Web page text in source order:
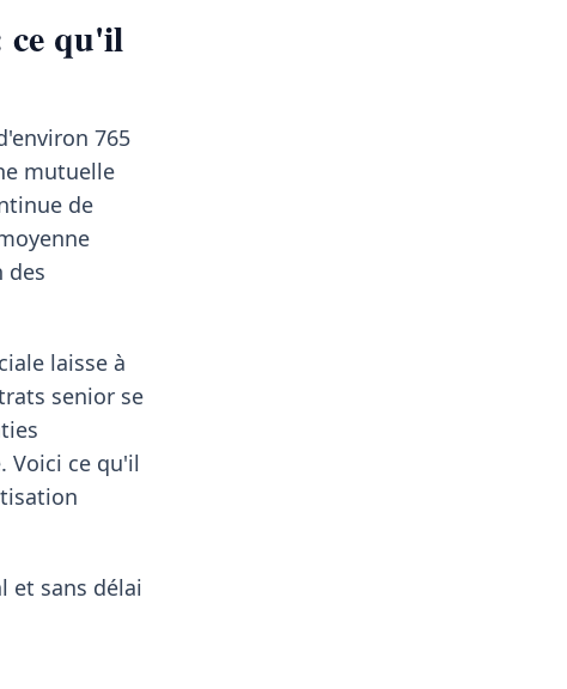
ce qu'il
765
mutuelle
de
des
laisse à
senior se
Voici ce qu'il
et sans délai